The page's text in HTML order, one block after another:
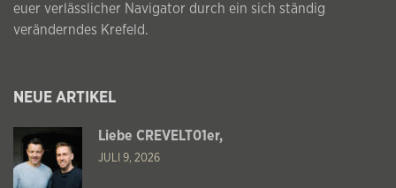
euer verlässlicher Navigator durch ein sich ständig
veränderndes Krefeld.
NEUE ARTIKEL
Liebe CREVELT01er,
JULI 9, 2026